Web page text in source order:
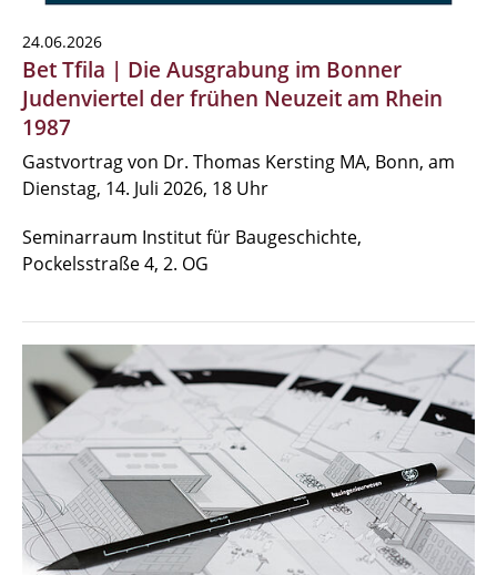
24.06.2026
Bet Tfila | Die Ausgrabung im Bonner
Judenviertel der frühen Neuzeit am Rhein
1987
Gastvortrag von Dr. Thomas Kersting MA, Bonn, am
Dienstag, 14. Juli 2026, 18 Uhr
Seminarraum Institut für Baugeschichte,
Pockelsstraße 4, 2. OG